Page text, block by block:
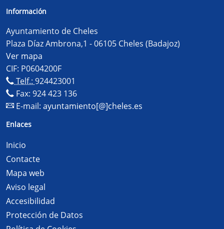
Información
Ayuntamiento de Cheles
Plaza Díaz Ambrona,1 - 06105 Cheles (Badajoz)
Ver mapa
CIF: P0604200F
Telf.: 924423001
Fax: 924 423 136
E-mail: ayuntamiento[@]cheles.es
Enlaces
Inicio
Contacte
Mapa web
Aviso legal
Accesibilidad
Protección de Datos